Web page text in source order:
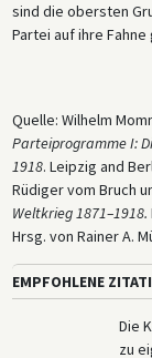
sind die obersten
Partei auf ihre
Quelle: Wilhelm
Parteiprogramme I:
1918. Leipzig and
Rüdiger vom Bruch
Weltkrieg 1871–1918.
Hrsg. von Rainer A.
EMPFOHLENE
Die
zu